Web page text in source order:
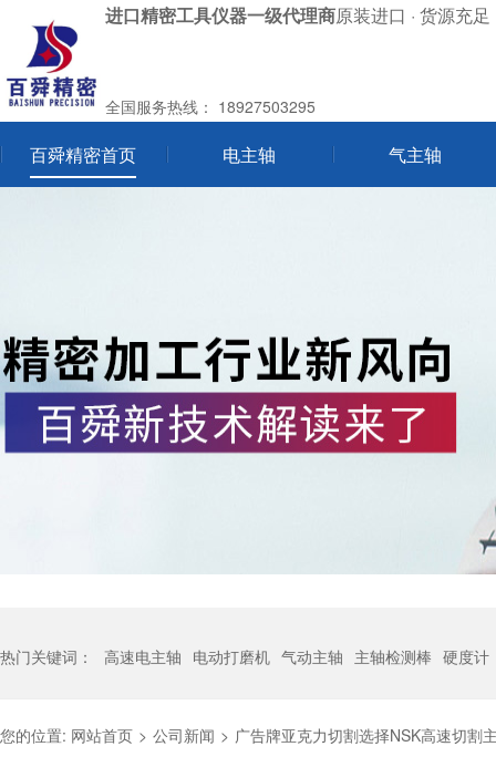
进口精密工具仪器一级代理商原装进口 · 货源充
全国服务热线： 18927503295
百舜精密首页 电主轴 气主轴
热门关键词： 高速电主轴 电动打磨机 气动主轴 主轴检测棒 硬度计
您的位置: 网站首页 > 公司新闻 > 广告牌亚克力切割选择NSK高速切割